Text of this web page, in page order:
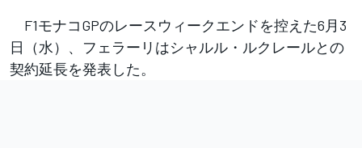
F1モナコGPのレースウィークエンドを控えた6月3
日（水）、フェラーリはシャルル・ルクレールとの
契約延長を発表した。